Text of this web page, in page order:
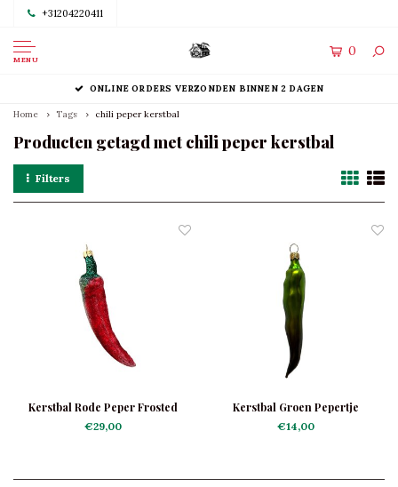
+31204220411
MENU
0
ONLINE ORDERS VERZONDEN BINNEN 2 DAGEN
Home Tags chili peper kerstbal
Producten getagd met chili peper kerstbal
Filters
Kerstbal Rode Peper Frosted
€29,00
Kerstbal Groen Pepertje
€14,00